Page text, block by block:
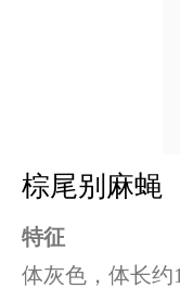
棕尾别麻蝇
特征
体灰色，体长